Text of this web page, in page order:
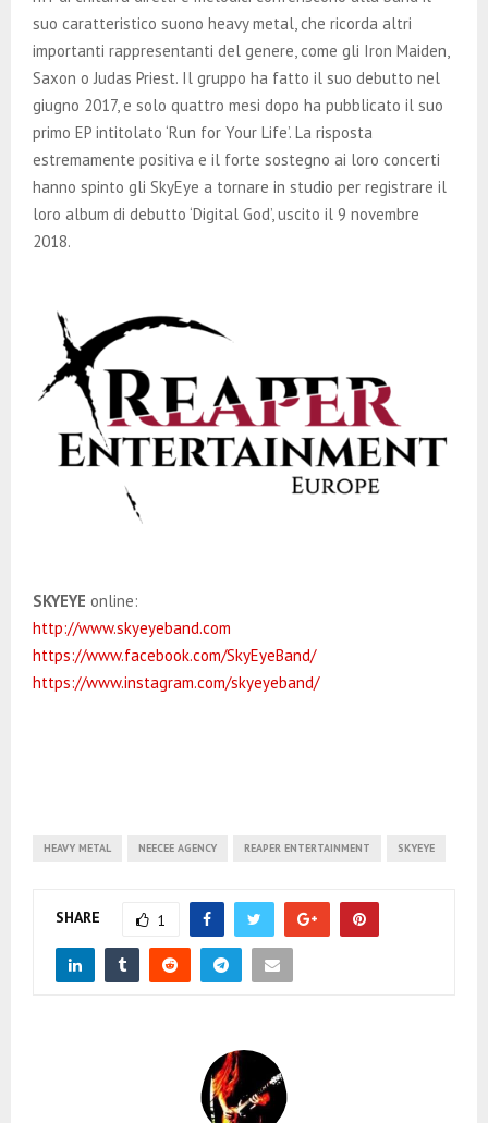
suo caratteristico suono heavy metal, che ricorda altri
importanti rappresentanti del genere, come gli Iron Maiden,
Saxon o Judas Priest. Il gruppo ha fatto il suo debutto nel
giugno 2017, e solo quattro mesi dopo ha pubblicato il suo
primo EP intitolato ‘Run for Your Life’. La risposta
estremamente positiva e il forte sostegno ai loro concerti
hanno spinto gli SkyEye a tornare in studio per registrare il
loro album di debutto ‘Digital God’, uscito il 9 novembre
2018.
SKYEYE online:
http://www.skyeyeband.com
https://www.facebook.com/SkyEyeBand/
https://www.instagram.com/skyeyeband/
HEAVY METAL NEECEE AGENCY REAPER ENTERTAINMENT SKYEYE
SHARE 1